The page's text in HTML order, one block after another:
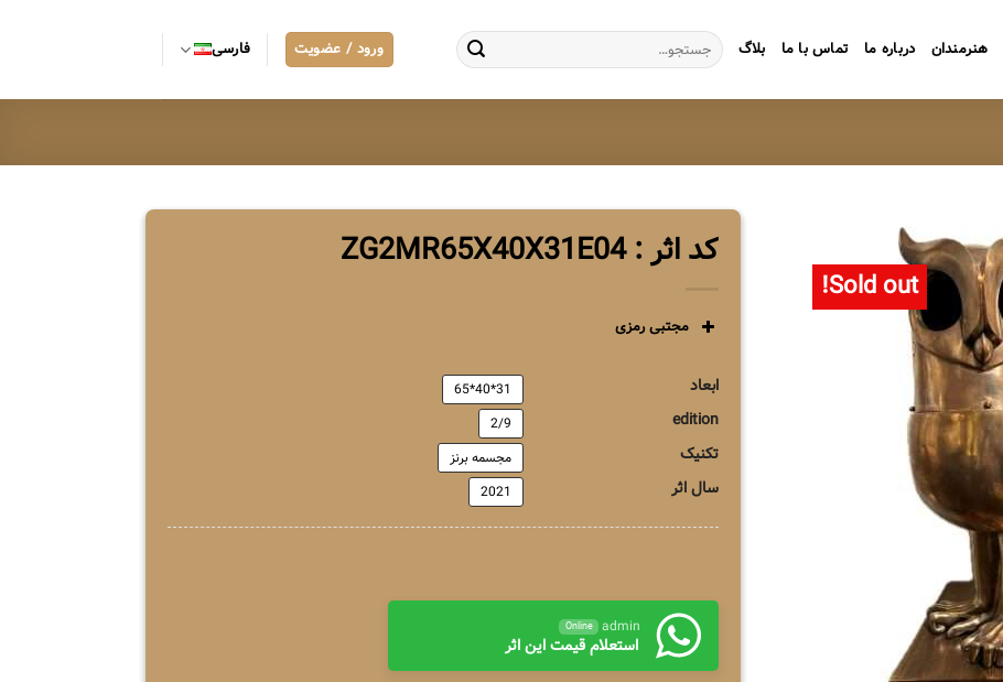
هنرمندان درباره ما تماس با ما بلاگ
جستجو
برای:
ورود / عضویت فارسی
Sold out!
کد اثر : ZG2MR65X40X31E04
مجتبی رمزی
ابعاد 31*40*65
edition
2/9
تکنیک مجسمه برنز
سال اثر 2021
admin
Online
استعلام قیمت این اثر